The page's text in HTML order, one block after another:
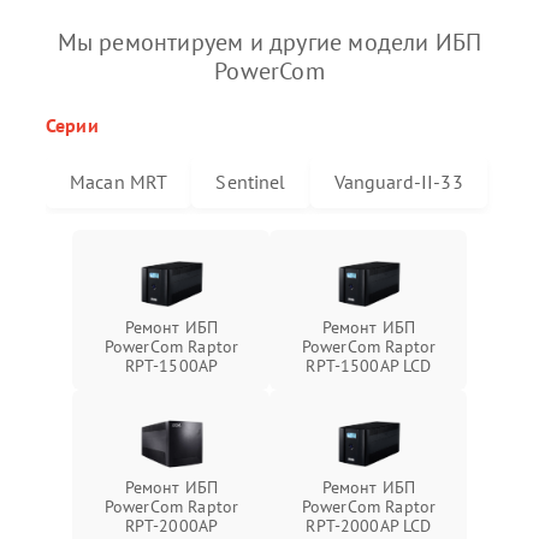
Мы ремонтируем и другие модели ИБП
PowerCom
Серии
Macan MRT Sentinel Vanguard-II-33
Ремонт ИБП
PowerCom Raptor
RPT-1500AP
Ремонт ИБП
PowerCom Raptor
RPT-1500AP LCD
Ремонт ИБП
PowerCom Raptor
RPT-2000AP
Ремонт ИБП
PowerCom Raptor
RPT-2000AP LCD